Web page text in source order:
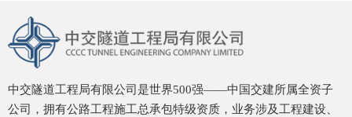
中交隧道工程局有限公司是世界500强——中国交建所属全资子
公司，拥有公路工程施工总承包特级资质，业务涉及工程建设、